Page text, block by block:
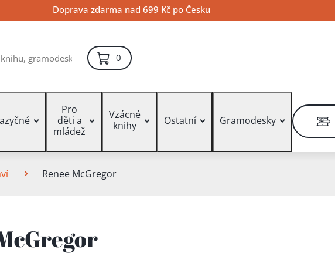
Doprava zdarma nad 699 Kč po Česku
0položek – košík
Pro
děti a
mládež
Vzácné
knihy
Ostatní Gramodesky
Renee McGregor